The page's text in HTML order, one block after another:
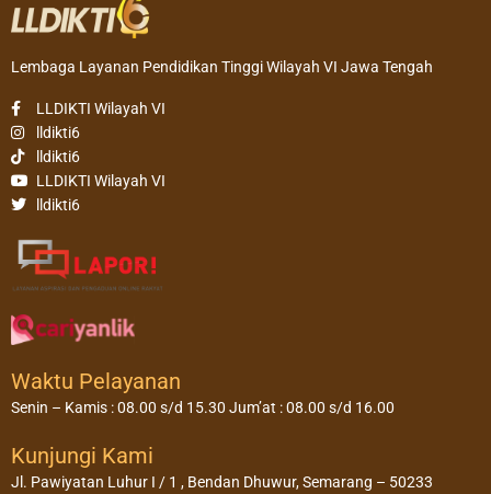
Lembaga Layanan Pendidikan Tinggi Wilayah VI Jawa Tengah
LLDIKTI Wilayah VI
lldikti6
lldikti6
LLDIKTI Wilayah VI
lldikti6
Waktu Pelayanan
Senin – Kamis : 08.00 s/d 15.30 Jum’at : 08.00 s/d 16.00
Kunjungi Kami
Jl. Pawiyatan Luhur I / 1 , Bendan Dhuwur, Semarang – 50233